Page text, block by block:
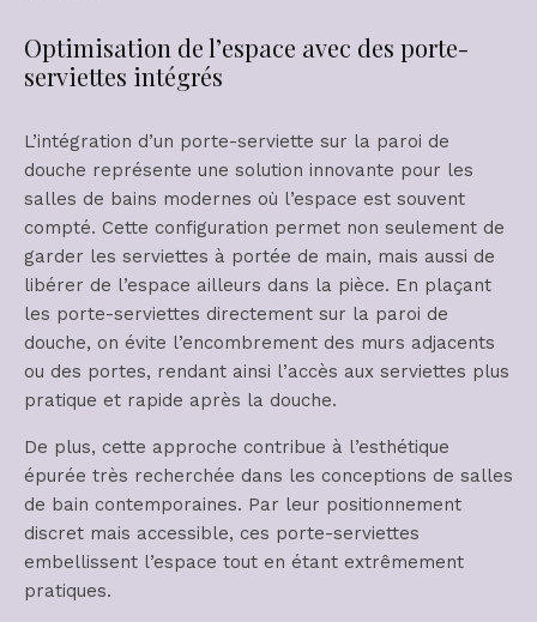
Optimisation de l’espace avec des porte-
serviettes intégrés
L’intégration d’un porte-serviette sur la paroi de
douche représente une solution innovante pour les
salles de bains modernes où l’espace est souvent
compté. Cette configuration permet non seulement de
garder les serviettes à portée de main, mais aussi de
libérer de l’espace ailleurs dans la pièce. En plaçant
les porte-serviettes directement sur la paroi de
douche, on évite l’encombrement des murs adjacents
ou des portes, rendant ainsi l’accès aux serviettes plus
pratique et rapide après la douche.
De plus, cette approche contribue à l’esthétique
épurée très recherchée dans les conceptions de salles
de bain contemporaines. Par leur positionnement
discret mais accessible, ces porte-serviettes
embellissent l’espace tout en étant extrêmement
pratiques.